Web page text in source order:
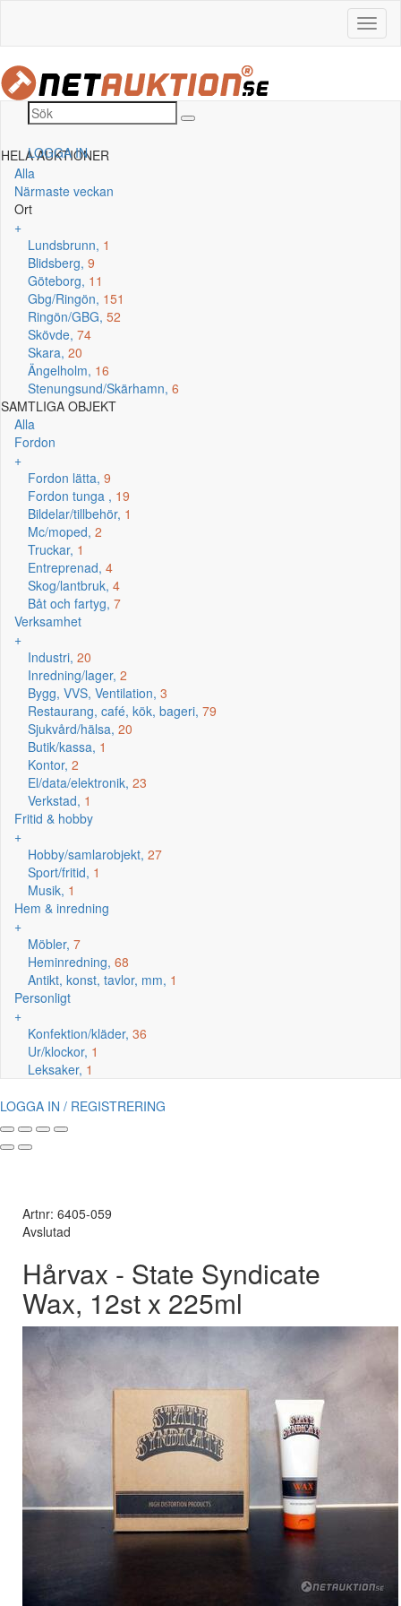
LOGGA IN
HELA AUKTIONER
Alla
Närmaste veckan
Ort
+
Lundsbrunn, 1
Blidsberg, 9
Göteborg, 11
Gbg/Ringön, 151
Ringön/GBG, 52
Skövde, 74
Skara, 20
Ängelholm, 16
Stenungsund/Skärhamn, 6
SAMTLIGA OBJEKT
Alla
Fordon
+
Fordon lätta, 9
Fordon tunga , 19
Bildelar/tillbehör, 1
Mc/moped, 2
Truckar, 1
Entreprenad, 4
Skog/lantbruk, 4
Båt och fartyg, 7
Verksamhet
+
Industri, 20
Inredning/lager, 2
Bygg, VVS, Ventilation, 3
Restaurang, café, kök, bageri, 79
Sjukvård/hälsa, 20
Butik/kassa, 1
Kontor, 2
El/data/elektronik, 23
Verkstad, 1
Fritid & hobby
+
Hobby/samlarobjekt, 27
Sport/fritid, 1
Musik, 1
Hem & inredning
+
Möbler, 7
Heminredning, 68
Antikt, konst, tavlor, mm, 1
Personligt
+
Konfektion/kläder, 36
Ur/klockor, 1
Leksaker, 1
LOGGA IN / REGISTRERING
Artnr: 6405-059
Avslutad
Hårvax - State Syndicate
Wax, 12st x 225ml